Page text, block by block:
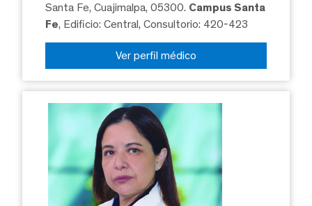
Santa Fe, Cuajimalpa, 05300. Campus Santa
Fe, Edificio: Central, Consultorio: 420-423
Ver perfil médico